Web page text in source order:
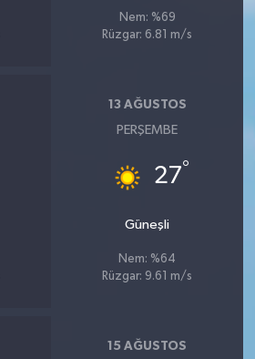
Nem: %69
Rüzgar: 6.81 m/s
13 AĞUSTOS
PERŞEMBE
27°
Güneşli
Nem: %64
Rüzgar: 9.61 m/s
15 AĞUSTOS